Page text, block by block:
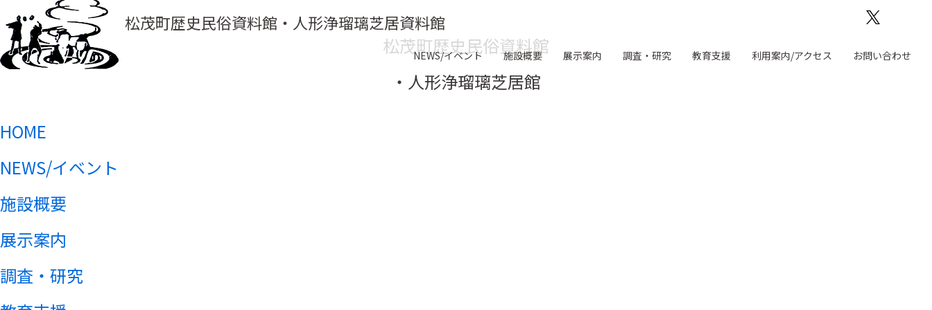
松茂町歴史民俗資料館・人形浄瑠璃芝居資料館
NEWS/イベント 施設概要 展示案内 調査・研究 教育支援 利用案内/アクセス お問い合わせ
松茂町歴史民俗資料館
・人形浄瑠璃芝居館
HOME
NEWS/イベント
施設概要
展示案内
調査・研究